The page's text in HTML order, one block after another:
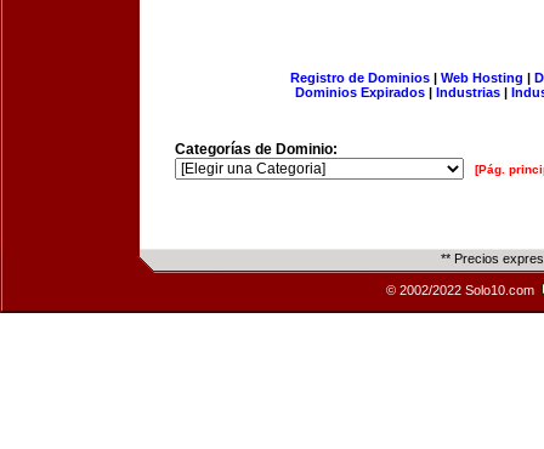
Registro de Dominios| Web Hosting |
Dominios Expirados | Industrias |
Categorías de Dominio:
[Pág.
** Precios
© 2002/2022 Solo10.com